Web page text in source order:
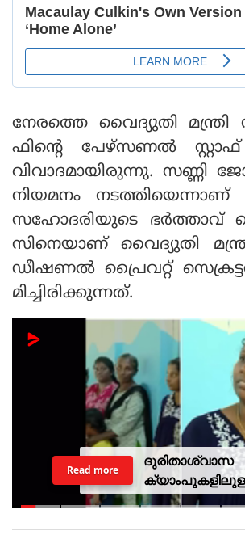
നേരത്തെ വൈദ്യുതി
ഫിന്റെ പേഴ്‌സണൽ
വിവാദമായിരുന്നു.
നിയമനം
സഹോദരിയുടെ ഭർത്താവ്
സിനെയാണ് വൈദ്യുതി
ഡീഷണൽ പ്രൈവറ്റ്
മിച്ചിരിക്കുന്നത്.
ദുരിതാശ്വാസ
കഴിക്കുന്നത്
Read more